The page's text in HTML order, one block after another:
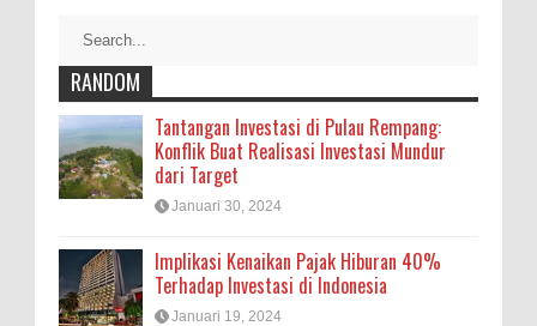
RANDOM
Tantangan Investasi di Pulau Rempang:
Konflik Buat Realisasi Investasi Mundur
dari Target
Januari 30, 2024
Implikasi Kenaikan Pajak Hiburan 40%
Terhadap Investasi di Indonesia
Januari 19, 2024